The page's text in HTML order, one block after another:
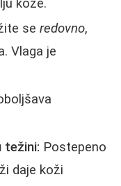
kože.
se redovno,
Vlaga je
težini: Postepeno
daje koži